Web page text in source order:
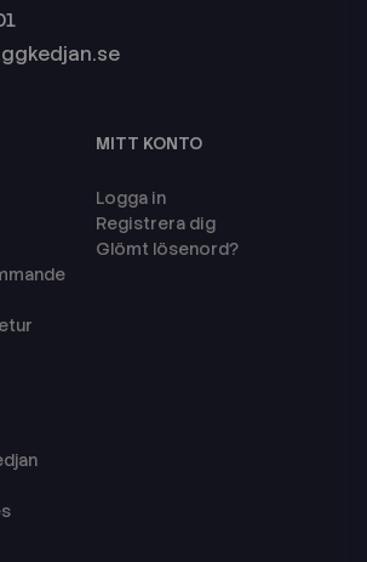
MITT KONTO
Logga in
Registrera dig
Glömt lösenord?